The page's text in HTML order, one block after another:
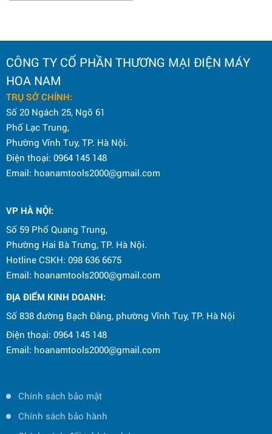
CÔNG TY CỔ PHẦN THƯƠNG MẠI ĐIỆN MÁY
HOA NAM
TRỤ SỞ CHÍNH:
Số 20 Ngách 25, Ngõ 61
Phố Lạc Trung,
Phường Vĩnh Tuy, TP. Hà Nội.
Điện thoại: 0964 145 148
Email: hoanamtools2000@gmail.com
VP HÀ NỘI:
Số 59 Phố Quang Trung,
Phường Hai Bà Trưng, TP. Hà Nội.
Hotline CSKH: 098 636 6675
Email: hoanamtools2000@gmail.com
ĐỊA ĐIỂM KINH DOANH:
Số 838 đường Bạch Đằng, phường Vĩnh Tuy, TP. Hà Nội
Điện thoại: 0964 145 148
Email: hoanamtools2000@gmail.com
Chính sách bảo mật
Chính sách bảo hành